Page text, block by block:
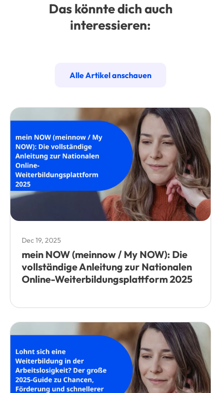
Das könnte dich auch
interessieren:
Alle Artikel anschauen
Dec 19, 2025
mein NOW (meinnow / My NOW): Die
vollständige Anleitung zur Nationalen
Online-Weiterbildungsplattform 2025